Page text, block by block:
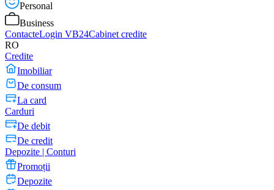
Personal
Business
ContacteLogin VB24Cabinet credite
RO
Credite
Imobiliar
De consum
La card
Carduri
De debit
De credit
Depozite | Conturi
Promoții
Depozite